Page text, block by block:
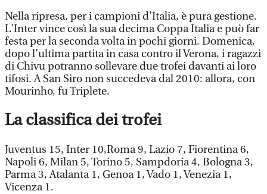
Nella ripresa, per i campioni d’Italia, è pura gestione.
L'Inter vince così la sua decima Coppa Italia e può far
festa per la seconda volta in pochi giorni. Domenica,
dopo l’ultima partita in casa contro il Verona, i ragazzi
di Chivu potranno sollevare due trofei davanti ai loro
tifosi. A San Siro non succedeva dal 2010: allora, con
Mourinho, fu Triplete.
La classifica dei trofei
Juventus 15, Inter 10,Roma 9, Lazio 7, Fiorentina 6,
Napoli 6, Milan 5, Torino 5, Sampdoria 4, Bologna 3,
Parma 3, Atalanta 1, Genoa 1, Vado 1, Venezia 1,
Vicenza 1.